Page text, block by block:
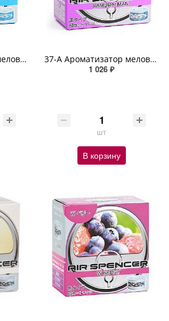
31-А Ароматизатор меловой AQUA SHOWER SPIRIT REFILL
37-A Ароматизатор меловой SAMURAI MEN SPIRIT REFILL
1 026 ₽
шт
В корзину